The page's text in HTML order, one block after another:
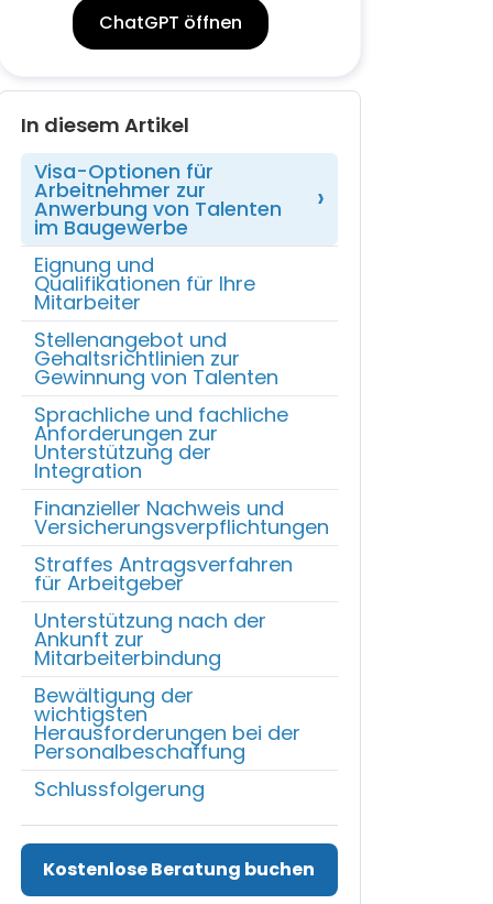
ChatGPT öffnen
In diesem Artikel
Visa-Optionen für
Arbeitnehmer zur
Anwerbung von Talenten
im Baugewerbe
Eignung und
Qualifikationen für Ihre
Mitarbeiter
Stellenangebot und
Gehaltsrichtlinien zur
Gewinnung von Talenten
Sprachliche und fachliche
Anforderungen zur
Unterstützung der
Integration
Finanzieller Nachweis und
Versicherungsverpflichtungen
Straffes Antragsverfahren
für Arbeitgeber
Unterstützung nach der
Ankunft zur
Mitarbeiterbindung
Bewältigung der
wichtigsten
Herausforderungen bei der
Personalbeschaffung
Schlussfolgerung
Kostenlose Beratung buchen